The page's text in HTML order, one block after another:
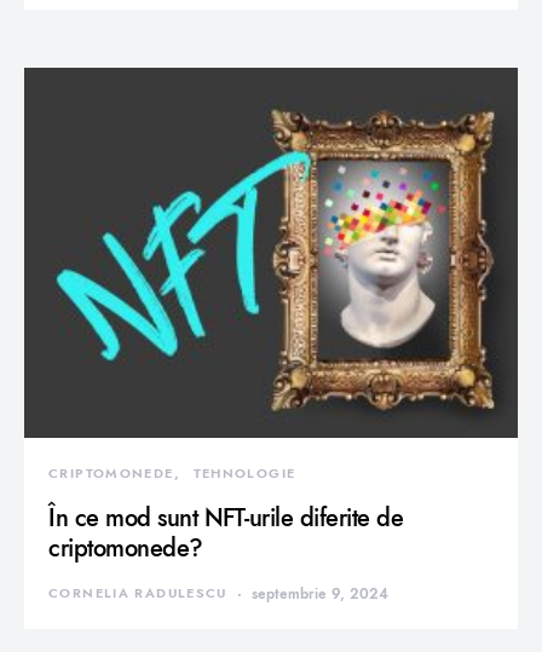
CRIPTOMONEDE TEHNOLOGIE
În ce mod sunt NFT-urile diferite de
criptomonede?
CORNELIA RADULESCU septembrie 9, 2024